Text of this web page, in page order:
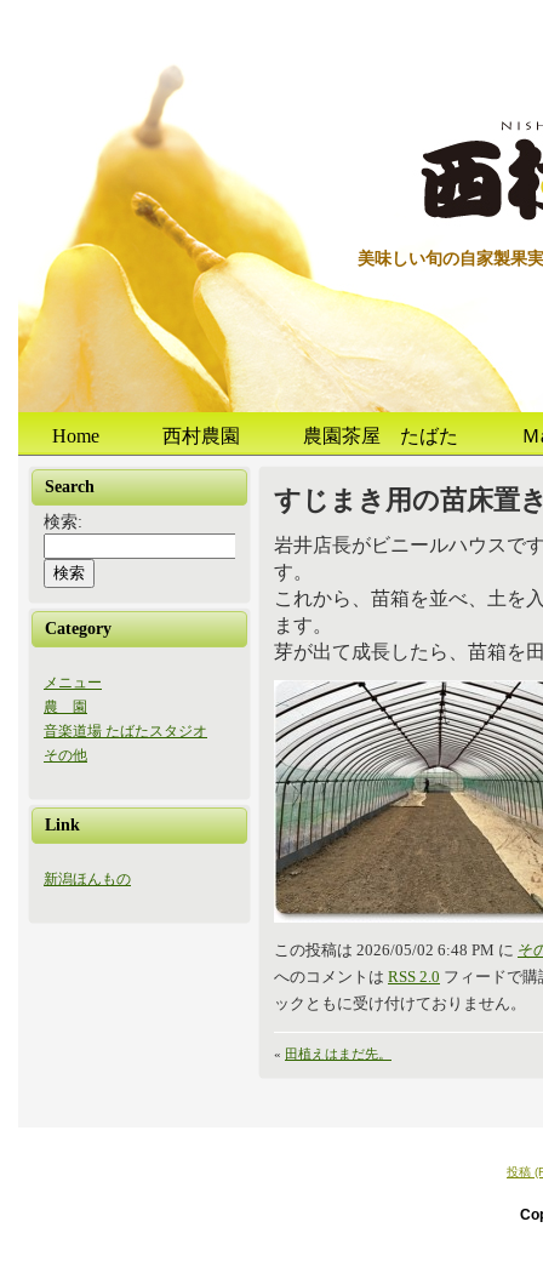
美味しい旬の自家製果
Home 西村農園 農園茶屋 たばた
Search
検索:
Category
メニュー
農 園
音楽道場 たばたスタジオ
その他
Link
新潟ほんもの
すじまき用の苗床置
岩井店長がビニールハウスで
す。
これから、苗箱を並べ、土を
ます。
芽が出て成長したら、苗箱を
この投稿は 2026/05/02 6:48 PM に そ
へのコメントは RSS 2.0 フィードで
ックともに受け付けておりませ
« 田植えはまだ先。
投稿